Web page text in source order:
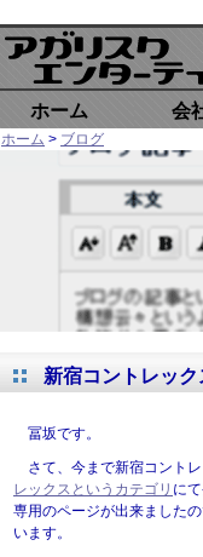
ホーム 会
ホーム > ブログ
新宿コントレッ
冨坂です。
さて、今まで新宿コント
レックスというカテゴリ に
専用のページが出来ました
います。